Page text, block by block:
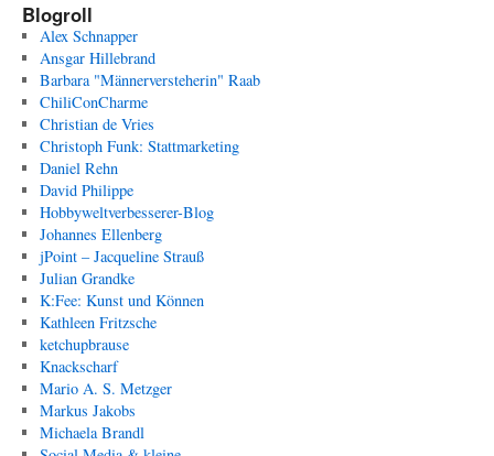
Blogroll
Alex Schnapper
Ansgar Hillebrand
Barbara "Männerversteherin" Raab
ChiliConCharme
Christian de Vries
Christoph Funk: Stattmarketing
Daniel Rehn
David Philippe
Hobbyweltverbesserer-Blog
Johannes Ellenberg
jPoint – Jacqueline Strauß
Julian Grandke
K:Fee: Kunst und Können
Kathleen Fritzsche
ketchupbrause
Knackscharf
Mario A. S. Metzger
Markus Jakobs
Michaela Brandl